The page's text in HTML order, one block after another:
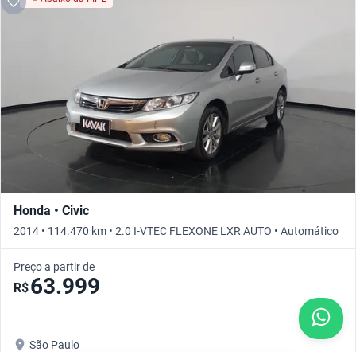
Honda • Civic
2014 • 114.470 km • 2.0 I-VTEC FLEXONE LXR AUTO • Automático
Preço a partir de
R$63.999
São Paulo